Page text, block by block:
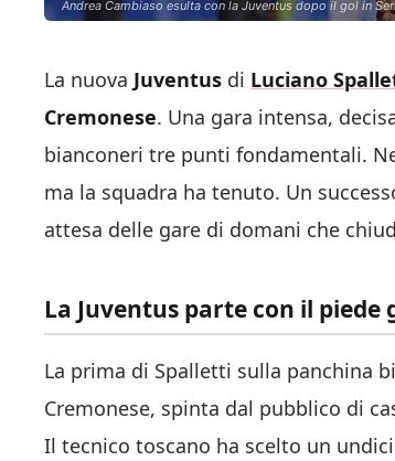
Andrea Cambiaso esulta con la Juventus dopo il gol in
La nuova Juventus di Luciano
Cremonese. Una gara intensa,
bianconeri tre punti fondamentali.
ma la squadra ha tenuto. Un
attesa delle gare di domani che
La Juventus parte con il piede
La prima di Spalletti sulla panchina
Cremonese, spinta dal pubblico di
Il tecnico toscano ha scelto un